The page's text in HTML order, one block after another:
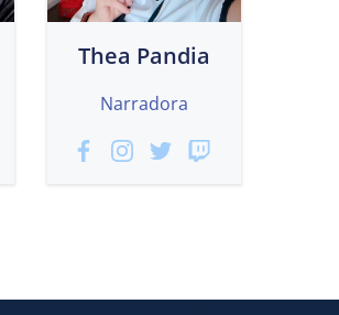
Thea Pandia
Narradora